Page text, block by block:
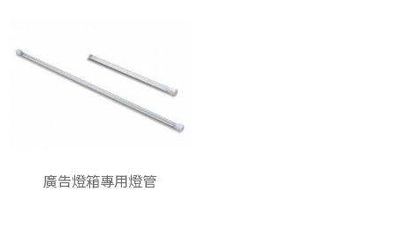
廣告燈箱專用燈管